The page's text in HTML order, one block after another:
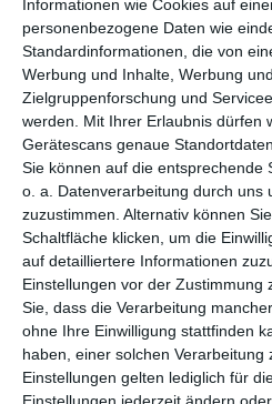
Informationen wie Cookies auf
personenbezogene Daten wie
Standardinformationen, die von
Werbung und Inhalte, Werbung
Zielgruppenforschung und
werden.
Mit Ihrer Erlaubnis dürfen
Gerätescans genaue
Sie können auf die entsprechende
o. a. Datenverarbeitung durch uns
zuzustimmen. Alternativ können
Schaltfläche klicken, um die
auf detailliertere Informationen
Einstellungen vor der Zustimmung
Sie, dass die Verarbeitung
ohne Ihre Einwilligung stattfinden
haben, einer solchen Verarbeitung
Einstellungen gelten lediglich für
wieder mit dem Schreiben
interessanter, mit einem Herb
heruntergekommen ist. Und
konstanten Positivität eine
sprechen mag. Das ist eine
nicht hätten schreiben können.
Erfahrungen im Leben, um eine
Irgendwie ist es auch
später entstanden ist. Ihr
seine Vergangenheit
euren Kurzfilm zurückblickt.
Tim Key: Das war uns gar
Langfilm gemacht haben. Erst
bewusst geworden.